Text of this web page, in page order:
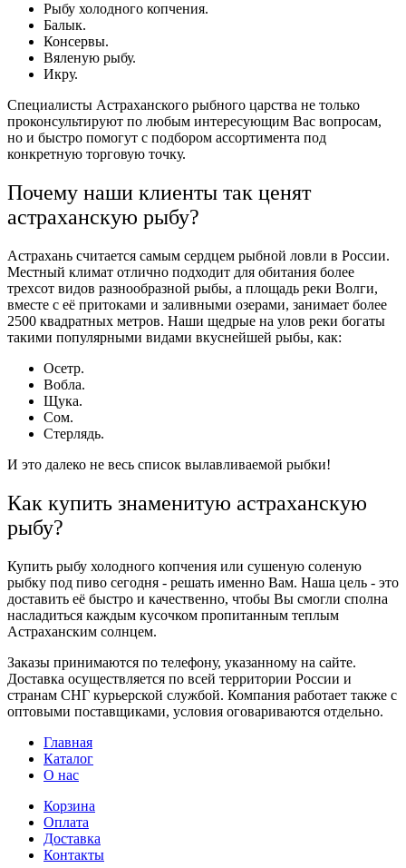
Рыбу холодного копчения.
Балык.
Консервы.
Вяленую рыбу.
Икру.
Специалисты Астраханского рыбного царства не только
проконсультируют по любым интересующим Вас вопросам,
но и быстро помогут с подбором ассортимента под
конкретную торговую точку.
Почему наши клиенты так ценят
астраханскую рыбу?
Астрахань считается самым сердцем рыбной ловли в России.
Местный климат отлично подходит для обитания более
трехсот видов разнообразной рыбы, а площадь реки Волги,
вместе с её притоками и заливными озерами, занимает более
2500 квадратных метров. Наши щедрые на улов реки богаты
такими популярными видами вкуснейшей рыбы, как:
Осетр.
Вобла.
Щука.
Сом.
Стерлядь.
И это далеко не весь список вылавливаемой рыбки!
Как купить знаменитую астраханскую
рыбу?
Купить рыбу холодного копчения или сушеную соленую
рыбку под пиво сегодня - решать именно Вам. Наша цель - это
доставить её быстро и качественно, чтобы Вы смогли сполна
насладиться каждым кусочком пропитанным теплым
Астраханским солнцем.
Заказы принимаются по телефону, указанному на сайте.
Доставка осуществляется по всей территории России и
странам СНГ курьерской службой. Компания работает также с
оптовыми поставщиками, условия оговариваются отдельно.
Главная
Каталог
О нас
Корзина
Оплата
Доставка
Контакты